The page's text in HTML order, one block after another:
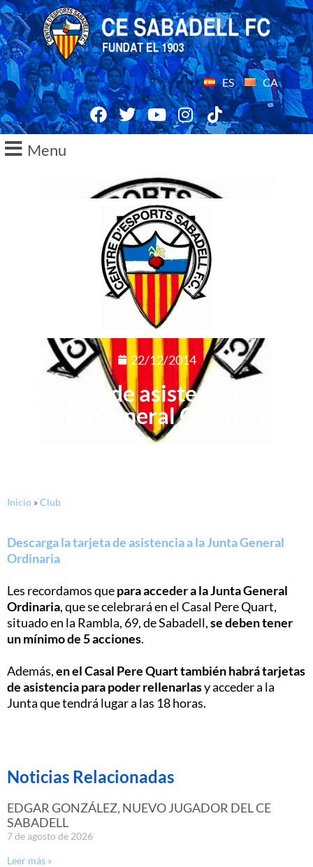
ES CA
Menu
22/12/2014
Tarjeta de asistencia a la
Junta General Ordinaria
Inicio »Club
Descarga la tarjeta de asistencia a la Junta General
Ordinaria
Les recordamos quepara acceder a la Junta General
Ordinaria, que se celebrará en el Casal Pere Quart,
situado en la Rambla, 69, de Sabadell,se deben tener
un mínimo de 5 acciones.
Además,en el Casal Pere Quart también habrá tarjetas
de asistencia para poder rellenarlasy acceder a la
Junta que tendrá lugar a las 18 horas.
Noticias Relacionadas
EDGAR GONZÁLEZ, NUEVO JUGADOR DEL CE
SABADELL
7 de agosto de 2026
Leer más »